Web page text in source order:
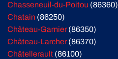
Chasseneuil-du-Poitou (86360)
Chatain (86250)
Château-Garnier(86350)
Château-Larcher(86370)
Châtellerault (86100)